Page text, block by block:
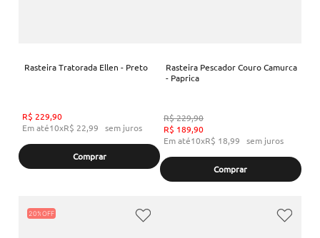
Rasteira Tratorada Ellen - Preto
R$ 229,90
Em até10xR$ 22,99 sem juros
Comprar
Rasteira Pescador Couro Camurca
- Paprica
R$229,90
R$ 189,90
Em até10xR$ 18,99 sem juros
Comprar
20%